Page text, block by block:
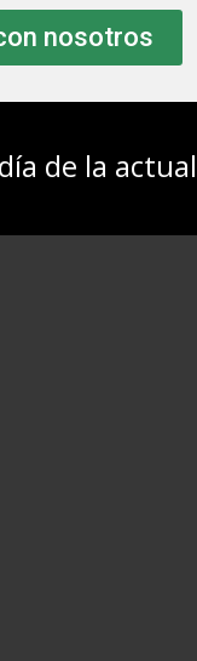
nosotros
de la